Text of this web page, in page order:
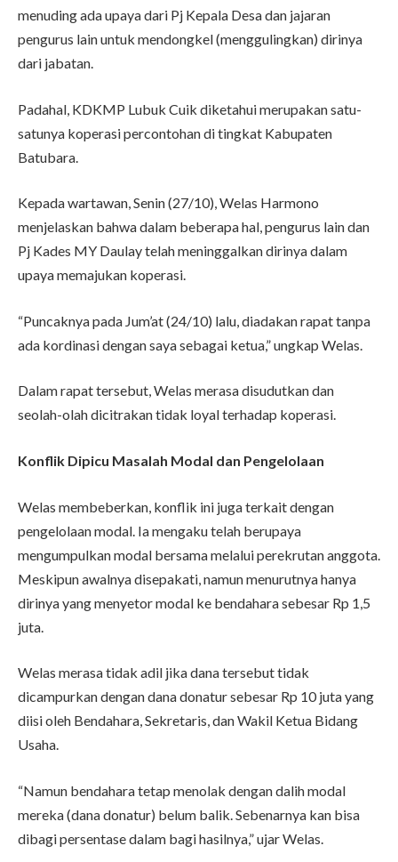
menuding ada upaya dari Pj Kepala Desa dan jajaran
pengurus lain untuk mendongkel (menggulingkan) dirinya
dari jabatan.
Padahal, KDKMP Lubuk Cuik diketahui merupakan satu-
satunya koperasi percontohan di tingkat Kabupaten
Batubara.
Kepada wartawan, Senin (27/10), Welas Harmono
menjelaskan bahwa dalam beberapa hal, pengurus lain dan
Pj Kades MY Daulay telah meninggalkan dirinya dalam
upaya memajukan koperasi.
“Puncaknya pada Jum’at (24/10) lalu, diadakan rapat tanpa
ada kordinasi dengan saya sebagai ketua,” ungkap Welas.
Dalam rapat tersebut, Welas merasa disudutkan dan
seolah-olah dicitrakan tidak loyal terhadap koperasi.
Konflik Dipicu Masalah Modal dan Pengelolaan
Welas membeberkan, konflik ini juga terkait dengan
pengelolaan modal. Ia mengaku telah berupaya
mengumpulkan modal bersama melalui perekrutan anggota.
Meskipun awalnya disepakati, namun menurutnya hanya
dirinya yang menyetor modal ke bendahara sebesar Rp 1,5
juta.
Welas merasa tidak adil jika dana tersebut tidak
dicampurkan dengan dana donatur sebesar Rp 10 juta yang
diisi oleh Bendahara, Sekretaris, dan Wakil Ketua Bidang
Usaha.
“Namun bendahara tetap menolak dengan dalih modal
mereka (dana donatur) belum balik. Sebenarnya kan bisa
dibagi persentase dalam bagi hasilnya,” ujar Welas.